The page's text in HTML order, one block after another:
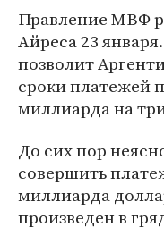
Правление МВФ
Айреса 23
позволит
сроки платежей
миллиарда на
До сих пор
совершить
миллиарда
произведен в